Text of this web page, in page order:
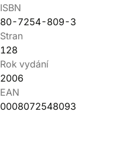
ISBN
80-7254-809-3
Stran
128
Rok vydání
2006
EAN
0008072548093